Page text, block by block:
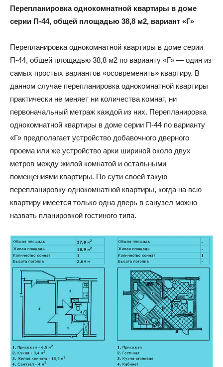
Перепланировка однокомнатной квартиры в доме
серии П-44, общей площадью 38,8 м2, вариант «Г»
Перепланировка однокомнатной квартиры в доме серии
П-44, общей площадью 38,8 м2 по варианту «Г» — один из
самых простых вариантов «осовременить» квартиру. В
данном случае перепланировка однокомнатной квартиры
практически не меняет ни количества комнат, ни
первоначальный метраж каждой из них. Перепланировка
однокомнатной квартиры в доме серии П-44 по варианту
«Г» предполагает устройство добавочного дверного
проема или же устройство арки шириной около двух
метров между жилой комнатой и остальными
помещениями квартиры. По сути своей такую
перепланировку однокомнатной квартиры, когда на всю
квартиру имеется только одна дверь в санузел можно
назвать планировкой гостиного типа.